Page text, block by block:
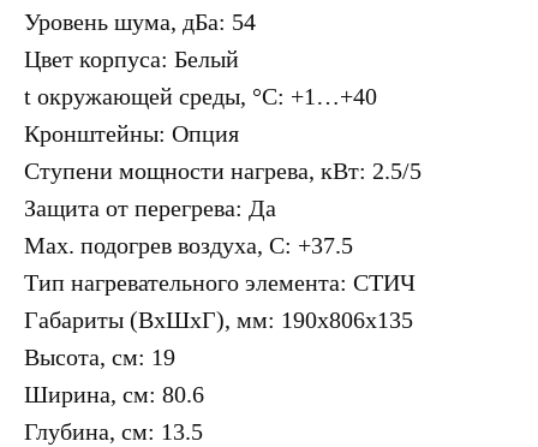
Уровень шума, дБа: 54
Цвет корпуса: Белый
t окружающей среды, °C: +1…+40
Кронштейны: Опция
Ступени мощности нагрева, кВт: 2.5/5
Защита от перегрева: Да
Max. подогрев воздуха, C: +37.5
Тип нагревательного элемента: СТИЧ
Габариты (ВхШхГ), мм: 190х806х135
Высота, см: 19
Ширина, см: 80.6
Глубина, см: 13.5